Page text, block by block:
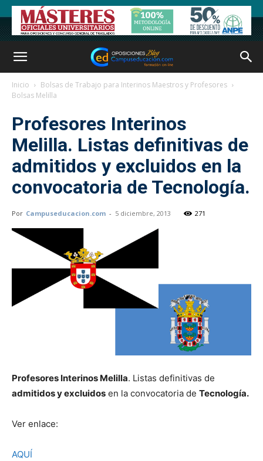
Inicio
Bolsas de Trabajo para Interinos Maestros y Profesores
Bolsas Melilla
Profesores Interinos
Melilla. Listas definitivas de
admitidos y excluidos en la
convocatoria de Tecnología.
Por Campuseducacion.com - 5 diciembre, 2013 271
Profesores Interinos Melilla. Listas definitivas de
admitidos y excluidos en la convocatoria de Tecnología.
Ver enlace:
AQUÍ